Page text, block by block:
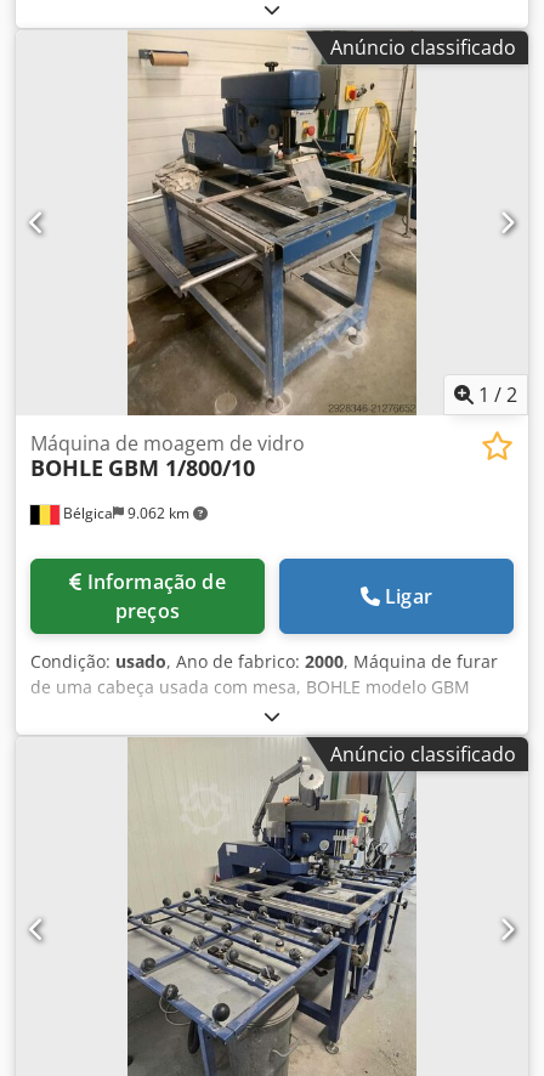
m2 • Material do reservatório: polietileno (estabilizado UV)
• Granulado de sedimentação Sediflock: em pó (segundo o
fabricante) • Saco de lodo aprox.: 70 kg • Ar comprimido: 6
bar Dkjdpfxoywizxs Acwsr • Ligação elétrica (dependendo
das bombas): 2 kW, 400 V/50Hz – 3NPE • Dosagem do
granulado de sedimentação: automática • Nº de série –
B085.23 • Mais informações abaixo • Preço sob consulta
Anúncio classificado
1 /2
Bélgica 9.062 km
Máquina de moagem de vidro
BOHLE GBM 1/800/10
preços
Ligar
Condição: usado, Ano de fabrico: 2000, Máquina de furar
de uma cabeça usada com mesa, BOHLE modelo GBM
1/800/10, ano 2000. Dodpsyll Upjfx Acwekr
Anúncio classificado